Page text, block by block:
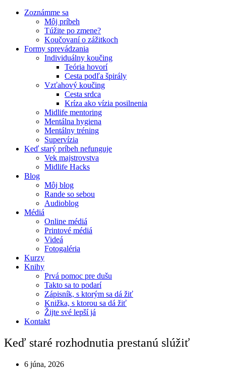
Zoznámme sa
Môj príbeh
Túžite po zmene?
Koučovaní o zážitkoch
Formy sprevádzania
Individuálny koučing
Teória hovorí
Cesta podľa špirály
Vzťahový koučing
Cesta srdca
Kríza ako vízia posilnenia
Midlife mentoring
Mentálna hygiena
Mentálny tréning
Supervízia
Keď starý príbeh nefunguje
Vek majstrovstva
Midlife Hacks
Blog
Môj blog
Rande so sebou
Audioblog
Médiá
Online médiá
Printové médiá
Videá
Fotogaléria
Kurzy
Knihy
Prvá pomoc pre dušu
Takto sa to podarí
Zápisník, s ktorým sa dá žiť
Knižka, s ktorou sa dá žiť
Žijte své lepší já
Kontakt
Keď staré rozhodnutia prestanú slúžiť
6 júna, 2026